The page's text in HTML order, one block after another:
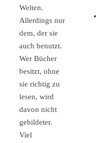
Welten.
Allerdings nur
dem, der sie
auch benutzt.
Wer Bücher
besitzt, ohne
sie richtig zu
lesen, wird
davon nicht
gebildeter.
Viel